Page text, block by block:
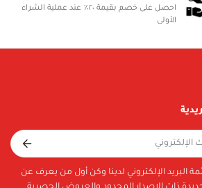
احصل على خصم بقيمة ٢٠٪ عند عملية الشراء
الأولى
البريد الإلكتروني لدينا وكن أول من يعرف عن